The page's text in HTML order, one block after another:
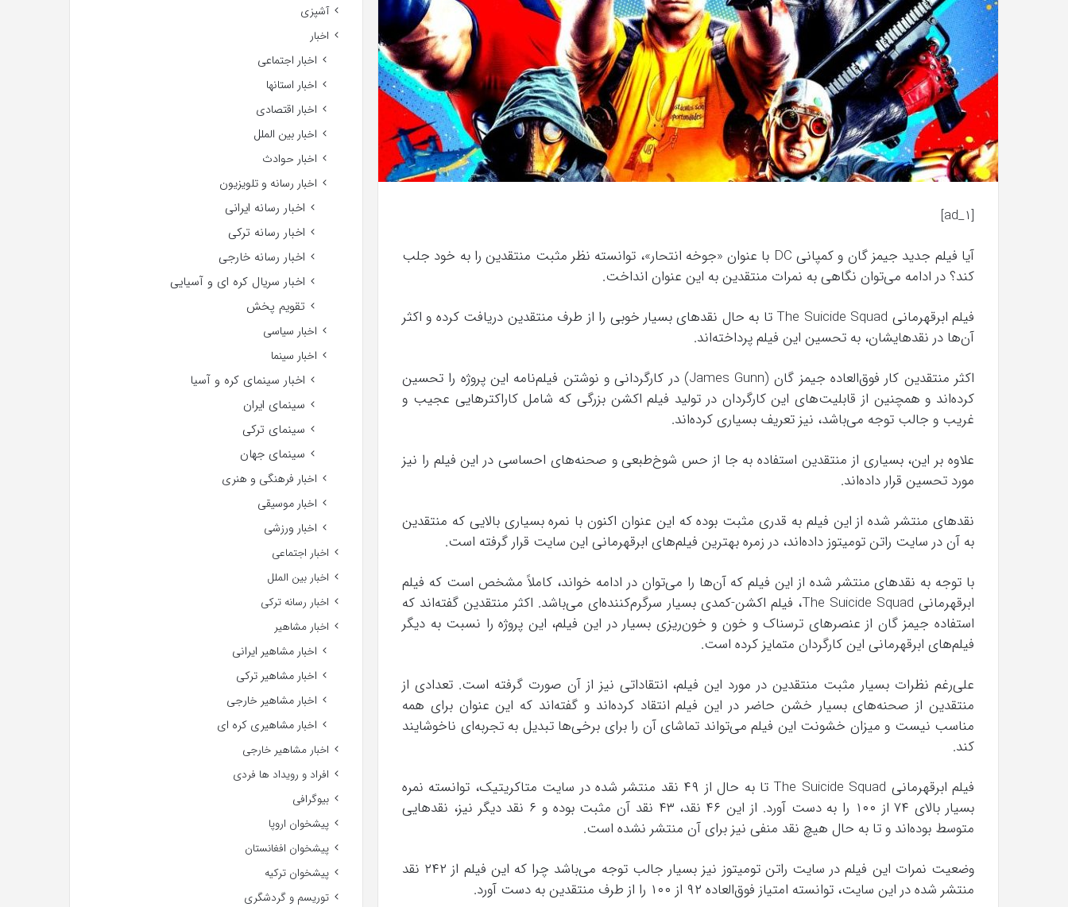
[ad_1]
آیا فیلم جدید جیمز گان و کمپانی DC با عنوان «جوخه انتحار»، توانسته نظر مثبت منتقدین را به خود جلب
کند؟ در ادامه می‌توان نگاهی به نمرات منتقدین به این عنوان انداخت.
فیلم ابرقهرمانی The Suicide Squad تا به حال نقد‌های بسیار خوبی را از طرف منتقدین دریافت کرده و اکثر
آن‌ها در نقد‌هایشان، به تحسین این فیلم پرداخته‌اند.
اکثر منتقدین کار فوق‌العاده جیمز گان (James Gunn) در کارگردانی و نوشتن فیلم‌نامه این پروژه را تحسین
کرده‌اند و همچنین از قابلیت‌های این کارگردان در تولید فیلم اکشن بزرگی که شامل کاراکترهایی عجیب و
غریب و جالب توجه می‌باشد، نیز تعریف بسیاری کرده‌اند.
علاوه بر این، بسیاری از منتقدین استفاده به جا از حس شوخ‌طبعی و صحنه‌های احساسی در این فیلم را نیز
مورد تحسین قرار داده‌اند.
نقد‌های منتشر شده از این فیلم به قدری مثبت بوده که این عنوان اکنون با نمره بسیاری بالایی که منتقدین
به آن در سایت راتن تومیتوز داده‌اند، در زمره بهترین فیلم‌های ابرقهرمانی این سایت قرار گرفته است.
با توجه به نقد‌های منتشر شده از این فیلم که آن‌ها را می‌توان در ادامه خواند، کاملاً مشخص است که فیلم
ابرقهرمانی The Suicide Squad، فیلم اکشن-کمدی بسیار سرگرم‌کننده‌ای می‌باشد. اکثر منتقدین گفته‌اند که
استفاده جیمز گان از عنصر‌های ترسناک و خون و خون‌ریزی بسیار در این فیلم، این پروژه را نسبت به دیگر
فیلم‌های ابرقهرمانی این کارگردان متمایز کرده است.
علی‌رغم نظرات بسیار مثبت منتقدین در مورد این فیلم، انتقاد‌اتی نیز از آن صورت گرفته است. تعدادی از
منتقدین از صحنه‌های بسیار خشن حاضر در این فیلم انتقاد کرده‌اند و گفته‌اند که این عنوان برای همه
مناسب نیست و میزان خشونت این فیلم می‌تواند تماشای آن را برای برخی‌ها تبدیل به تجربه‌ای ناخوشایند
کند.
فیلم ابرقهرمانی The Suicide Squad تا به حال از ۴۹ نقد منتشر شده در سایت متاکریتیک، توانسته نمره
بسیار بالای ۷۴ از ۱۰۰ را به دست آورد. از این ۴۶ نقد، ۴۳ نقد آن مثبت بوده و ۶ نقد دیگر نیز، نقد‌هایی
متوسط بوده‌‌اند و تا به حال هیچ نقد منفی نیز برای آن منتشر نشده است.
وضعیت نمرات این فیلم در سایت راتن تومیتوز نیز بسیار جالب توجه می‌باشد چرا که این فیلم از ۲۴۲ نقد
منتشر شده در این سایت، توانسته امتیاز فوق‌العاده ۹۲ از ۱۰۰ را از طرف منتقدین به دست آورد.
آشپزی
اخبار
اخبار اجتماعی
اخبار استانها
اخبار اقتصادی
اخبار بین الملل
اخبار حوادث
اخبار رسانه و تلویزیون
اخبار رسانه ایرانی
اخبار رسانه ترکی
اخبار رسانه خارجی
اخبار سریال کره ای و آسیایی
تقویم پخش
اخبار سیاسی
اخبار سینما
اخبار سینمای کره و آسیا
سینمای ایران
سینمای ترکی
سینمای جهان
اخبار فرهنگی و هنری
اخبار موسیقی
اخبار ورزشی
اخبار اجتماعی
اخبار بین الملل
اخبار رسانه ترکی
اخبار مشاهیر
اخبار مشاهیر ایرانی
اخبار مشاهیر ترکی
اخبار مشاهیر خارجی
اخبار مشاهیری کره ای
اخبار مشاهیر خارجی
افراد و رویداد ها فردی
بیوگرافی
پیشخوان اروپا
پیشخوان افغانستان
پیشخوان ترکیه
توریسم و گردشگری